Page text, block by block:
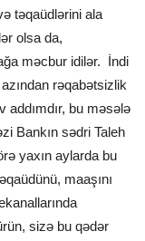
təqaüdlərini ala
olsa da,
məcbur idilər. İndi
rəqabətsizlik
addımdır, bu məsələ
Bankın sədri Taleh
yaxın aylarda bu
maaşını
sizə bu qədər